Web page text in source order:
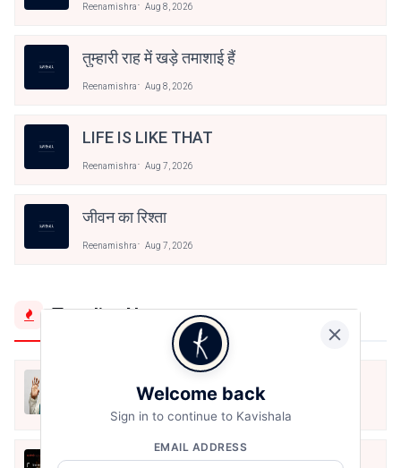
Reenamishra Aug 8, 2026
तुम्हारी राह में खड़े तमाशाई हैं
Reenamishra Aug 8, 2026
LIFE IS LIKE THAT
Reenamishra Aug 7, 2026
जीवन का रिश्ता
Reenamishra Aug 7, 2026
Trending Now
मैं शून्य पे सवार हूँ
Jun 16, 2020
अंतिम ऊँचाई - कुँवर नारायण | Stay Home
Welcome back
Sign in to continue to Kavishala
EMAIL ADDRESS